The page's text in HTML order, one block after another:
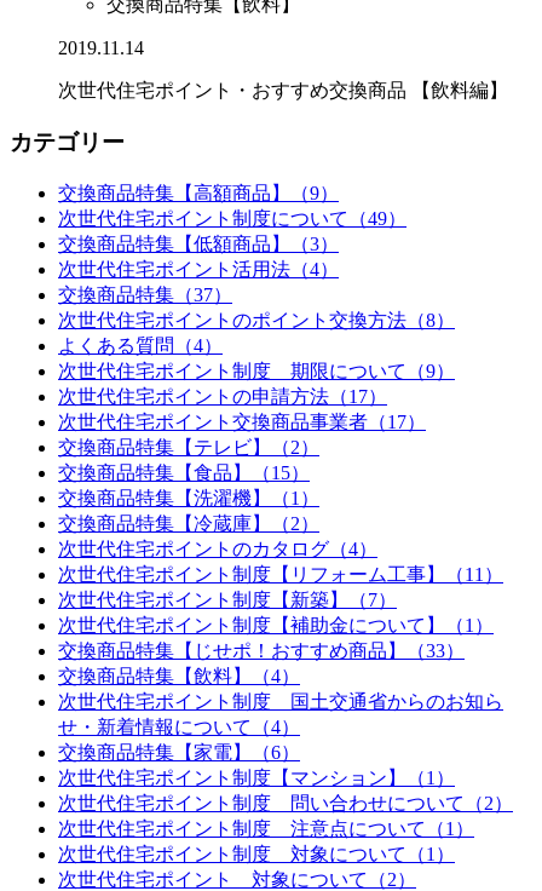
交換商品特集【飲料】
2019.11.14
次世代住宅ポイント・おすすめ交換商品 【飲料編】
カテゴリー
交換商品特集【高額商品】（9）
次世代住宅ポイント制度について（49）
交換商品特集【低額商品】（3）
次世代住宅ポイント活用法（4）
交換商品特集（37）
次世代住宅ポイントのポイント交換方法（8）
よくある質問（4）
次世代住宅ポイント制度 期限について（9）
次世代住宅ポイントの申請方法（17）
次世代住宅ポイント交換商品事業者（17）
交換商品特集【テレビ】（2）
交換商品特集【食品】（15）
交換商品特集【洗濯機】（1）
交換商品特集【冷蔵庫】（2）
次世代住宅ポイントのカタログ（4）
次世代住宅ポイント制度【リフォーム工事】（11）
次世代住宅ポイント制度【新築】（7）
次世代住宅ポイント制度【補助金について】（1）
交換商品特集【じせポ！おすすめ商品】（33）
交換商品特集【飲料】（4）
次世代住宅ポイント制度 国土交通省からのお知ら
せ・新着情報について（4）
交換商品特集【家電】（6）
次世代住宅ポイント制度【マンション】（1）
次世代住宅ポイント制度 問い合わせについて（2）
次世代住宅ポイント制度 注意点について（1）
次世代住宅ポイント制度 対象について（1）
次世代住宅ポイント 対象について（2）